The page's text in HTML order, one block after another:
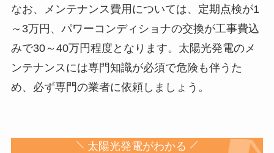
なお、メンテナンス費用については、定期点検が1
～3万円、パワーコンディショナの交換が工事費込
みで30～40万円程度となります。太陽光発電のメ
ンテナンスには専門知識が必須で危険も伴うた
め、必ず専門の業者に依頼しましょう。
太陽光発電がわかる